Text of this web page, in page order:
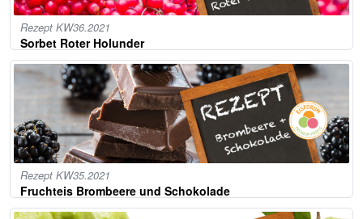
Rezept KW36.2021
Sorbet Roter Holunder
Rezept KW35.2021
Fruchteis Brombeere und Schokolade